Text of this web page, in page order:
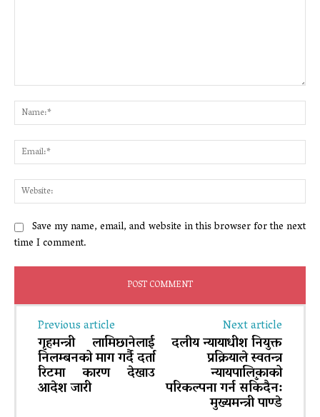
Save my name, email, and website in this browser for the next
time I comment.
Previous article
गृहमन्त्री लामिछानेलाई
निलम्बनको माग गर्दै दर्ता
रिटमा कारण देखाउ
आदेश जारी
Next article
दलीय न्यायाधीश नियुक्त
प्रक्रियाले स्वतन्त्र
न्यायपालिकाको
परिकल्पना गर्न सकिँदैन:
मुख्यमन्त्री पाण्डे